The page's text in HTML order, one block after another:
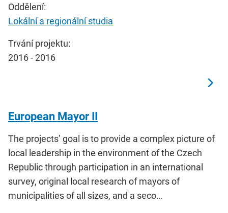
Oddělení:
Lokální a regionální studia
Trvání projektu:
2016 - 2016
European Mayor II
The projects’ goal is to provide a complex picture of
local leadership in the environment of the Czech
Republic through participation in an international
survey, original local research of mayors of
municipalities of all sizes, and a seco…